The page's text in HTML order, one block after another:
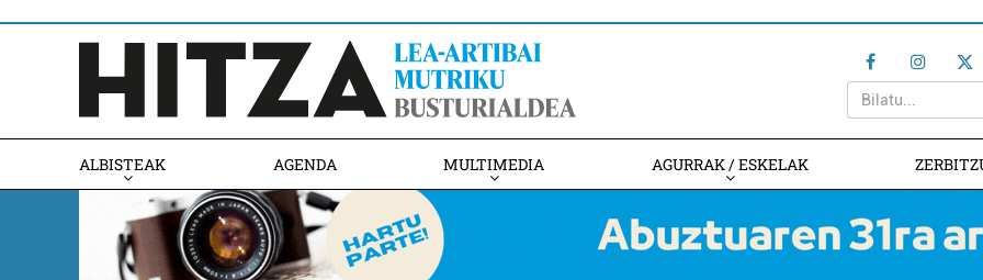
ALBISTEAK AGENDA MULTIMEDIA AGURRAK / ESKELAK